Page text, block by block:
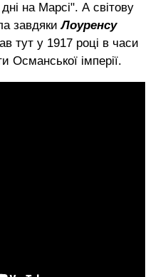
на Марсі". А світову
завдякиЛоуренсу
тут у 1917 році в часи
Османської імперії.